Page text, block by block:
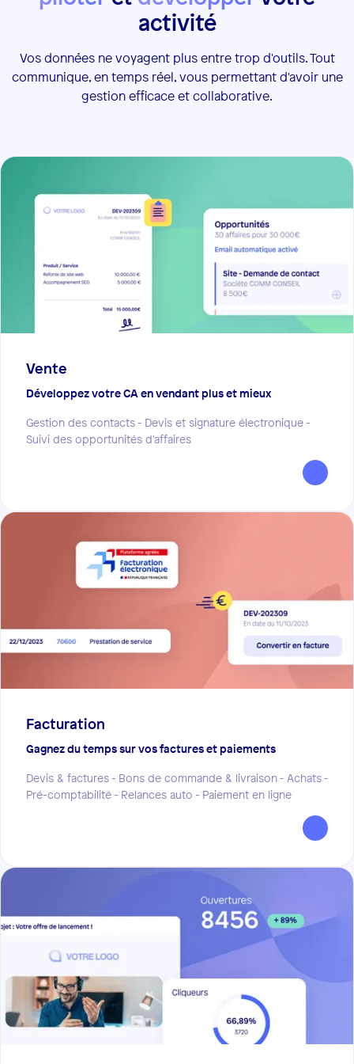
activité
Vos données ne voyagent plus entre trop d'outils. Tout
communique, en temps réel, vous permettant d'avoir une
gestion efficace et collaborative.
Vente
Développez votre CA en vendant plus et mieux
Gestion des contacts - Devis et signature électronique -
Suivi des opportunités d'affaires
Facturation
Gagnez du temps sur vos factures et paiements
Devis & factures - Bons de commande & livraison - Achats -
Pré-comptabilité - Relances auto - Paiement en ligne